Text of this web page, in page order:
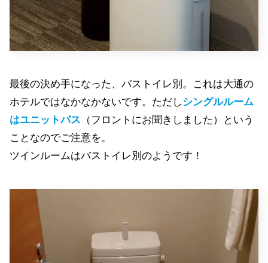
最後の決め手になった、バストイレ別。これは大通の
ホテルではなかなかないです。ただしシングルルーム
はユニットバス （フロントにお聞きしました）という
ことなのでご注意を。
ツインルームはバストイレ別のようです！